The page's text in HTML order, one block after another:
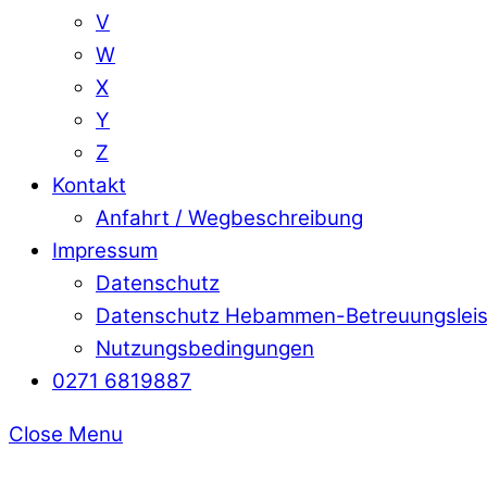
V
W
X
Y
Z
Kontakt
Anfahrt / Wegbeschreibung
Impressum
Datenschutz
Datenschutz Hebammen-
Nutzungsbedingungen
0271 6819887
Close Menu